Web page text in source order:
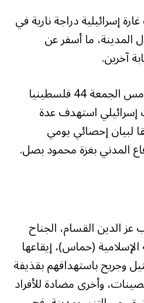
إسرائيلية دراجة نارية في
ما أسفر عن
آخرين.
وفي المحصلة استشهد أمس الجمعة 44 فلسطينيا
استهدف عدة
لبيان إحصائي يومي
المدني بغزة محمود بصل.
الدين القسام، الجناح
(حماس)، إيقاعها
وجريح باستهدافهم بقذيفة
وأخرى مضادة للأفراد